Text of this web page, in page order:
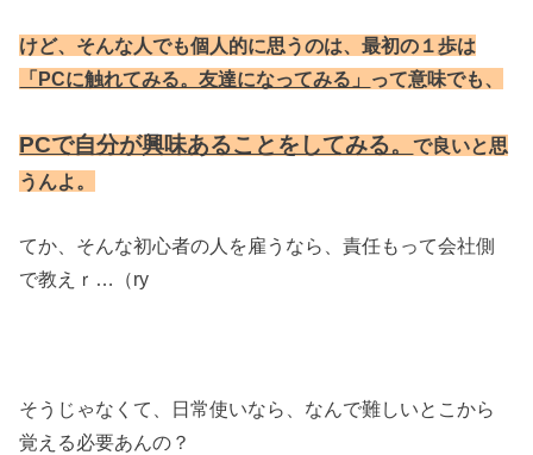
けど、そんな人でも個人的に思うのは、最初の１歩は
「PCに触れてみる。友達になってみる」 って意味でも、
PCで自分が興味あることをしてみる。で良いと思
うんよ。
てか、そんな初心者の人を雇うなら、責任もって会社側
で教えｒ…（ry
そうじゃなくて、日常使いなら、なんで難しいとこから
覚える必要あんの？